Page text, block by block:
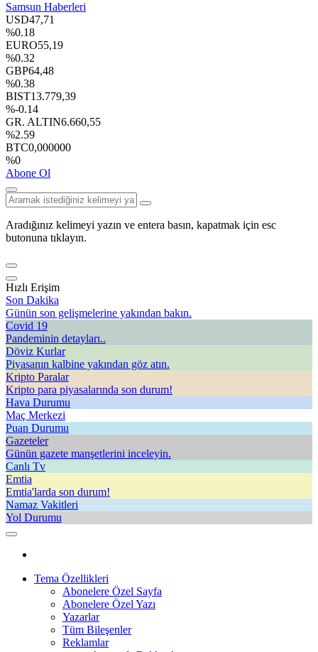
Samsun Haberleri
USD47,71
%0.18
EURO55,19
%0.32
GBP64,48
%0.38
BIST13.779,39
%-0.14
GR. ALTIN6.660,55
%2.59
BTC0,000000
%0
Abone Ol
Aradığınız kelimeyi yazın ve entera basın, kapatmak için esc
butonuna tıklayın.
Hızlı Erişim
Son Dakika
Günün son gelişmelerine yakından bakın.
Covid 19
Pandeminin detayları..
Döviz Kurlar
Piyasanın kalbine yakından göz atın.
Kripto Paralar
Kripto para piyasalarında son durum!
Hava Durumu
Maç Merkezi
Puan Durumu
Gazeteler
Günün gazete manşetlerini inceleyin.
Canlı Tv
Emtia
Emtia'larda son durum!
Namaz Vakitleri
Yol Durumu
Tema Özellikleri
Abonelere Özel Sayfa
Abonelere Özel Yazı
Yazarlar
Tüm Bileşenler
Reklamlar